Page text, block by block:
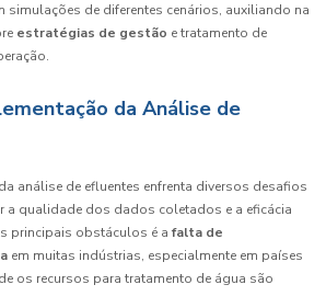
simulações de diferentes cenários, auxiliando na
estratégias de gestão e tratamento de
da Análise de
análise de efluentes enfrenta diversos desafios
a qualidade dos dados coletados e a eficácia
principais obstáculos é a falta de
em muitas indústrias, especialmente em países
os recursos para tratamento de água são